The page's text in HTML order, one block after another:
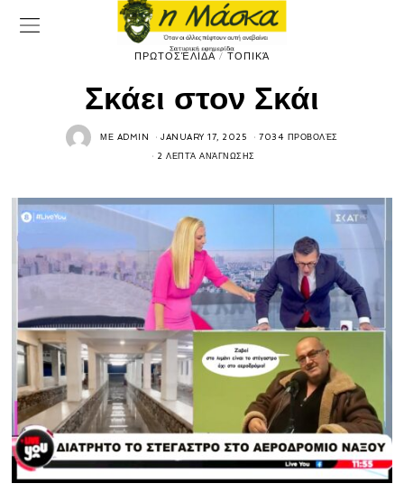
ΠΡΩΤΟΣΈΛΙΔΑ / ΤΟΠΙΚΆ
Σκάει στον Σκάι
ΜΕ ADMIN JANUARY 17, 2025 7034 ΠΡΟΒΟΛΈΣ
2 ΛΕΠΤΆ ΑΝΆΓΝΩΣΗΣ